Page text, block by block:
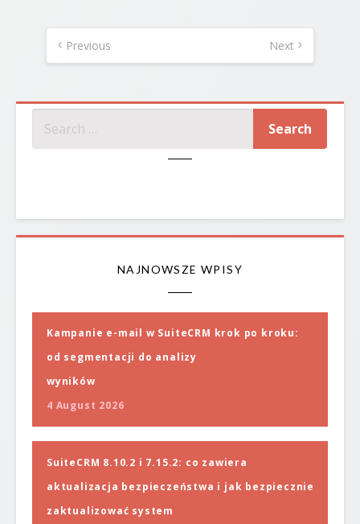
Posts
pagination
Previous Next
NAJNOWSZE WPISY
Kampanie e-mail w SuiteCRM krok po kroku:
od segmentacji do analizy
wyników
4 August 2026
SuiteCRM 8.10.2 i 7.15.2: co zawiera
aktualizacja bezpieczeństwa i jak bezpiecznie
zaktualizować system